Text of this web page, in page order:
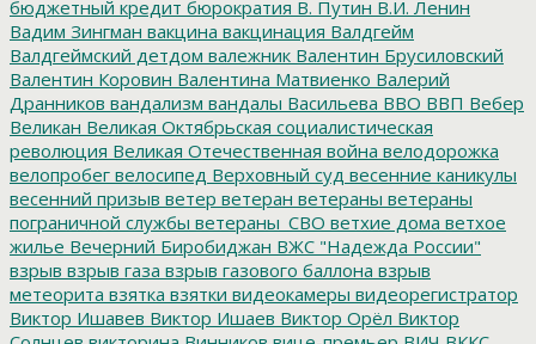
бюджетный кредит бюрократия В. Путин В.И. Ленин
Вадим Зингман вакцина вакцинация Валдгейм
Валдгеймский детдом валежник Валентин Брусиловский
Валентин Коровин Валентина Матвиенко Валерий
Дранников вандализм вандалы Васильева ВВО ВВП Вебер
Великан Великая Октябрьская социалистическая
революция Великая Отечественная война велодорожка
велопробег велосипед Верховный суд весенние каникулы
весенний призыв ветер ветеран ветераны ветераны
пограничной службы ветераны_СВО ветхие дома ветхое
жилье Вечерний Биробиджан ВЖС "Надежда России"
взрыв взрыв газа взрыв газового баллона взрыв
метеорита взятка взятки видеокамеры видеорегистратор
Виктор Ишавев Виктор Ишаев Виктор Орёл Виктор